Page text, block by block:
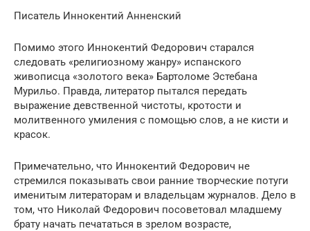
Писатель Иннокентий Анненский
Помимо этого Иннокентий Федорович старался
следовать «религиозному жанру» испанского
живописца «золотого века» Бартоломе Эстебана
Мурильо. Правда, литератор пытался передать
выражение девственной чистоты, кротости и
молитвенного умиления с помощью слов, а не кисти и
красок.
Примечательно, что Иннокентий Федорович не
стремился показывать свои ранние творческие потуги
именитым литераторам и владельцам журналов. Дело в
том, что Николай Федорович посоветовал младшему
брату начать печататься в зрелом возрасте,